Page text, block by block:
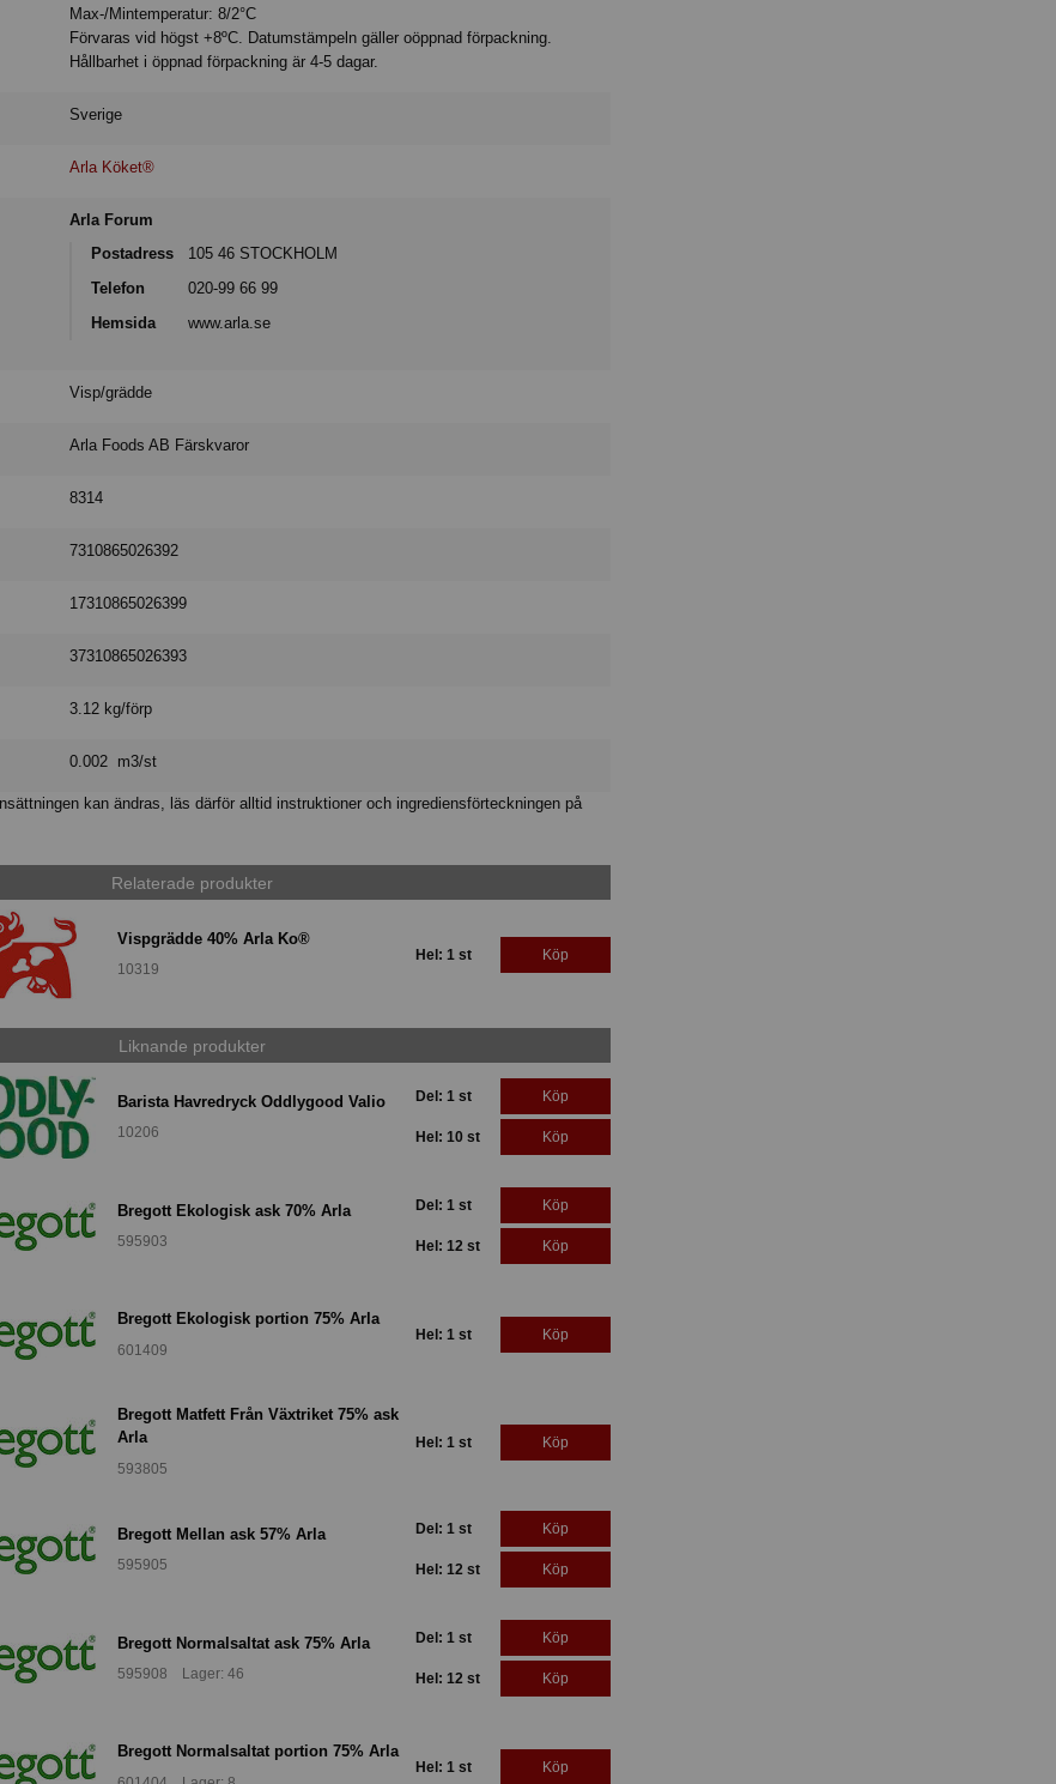
Max-/Mintemperatur: 8/2°C
Förvaras vid högst +8ºC. Datumstämpeln gäller oöppnad förpackning.
Hållbarhet i öppnad förpackning är 4-5 dagar.
Sverige
Arla Köket®
Arla Forum
Postadress
105 46 STOCKHOLM
Telefon
020-99 66 99
Hemsida
www.arla.se
Visp/grädde
Arla Foods AB Färskvaror
8314
7310865026392
17310865026399
37310865026393
3.12 kg/förp
0.002 m3/st
kan ändras, läs därför alltid instruktioner och ingrediensförteckningen på
Relaterade produkter
Vispgrädde 40% Arla Ko®
10319
Hel: 1 st Köp
Liknande produkter
Barista Havredryck Oddlygood Valio
10206
Del: 1 st Köp
Hel: 10 st Köp
Bregott Ekologisk ask 70% Arla
595903
Del: 1 st Köp
Hel: 12 st Köp
Bregott Ekologisk portion 75% Arla
601409
Hel: 1 st Köp
Bregott Matfett Från Växtriket 75% ask
Arla
593805
Hel: 1 st Köp
Bregott Mellan ask 57% Arla
595905
Del: 1 st Köp
Hel: 12 st Köp
Bregott Normalsaltat ask 75% Arla
595908 Lager: 46
Del: 1 st Köp
Hel: 12 st Köp
Bregott Normalsaltat portion 75% Arla
Hel: 1 st Köp